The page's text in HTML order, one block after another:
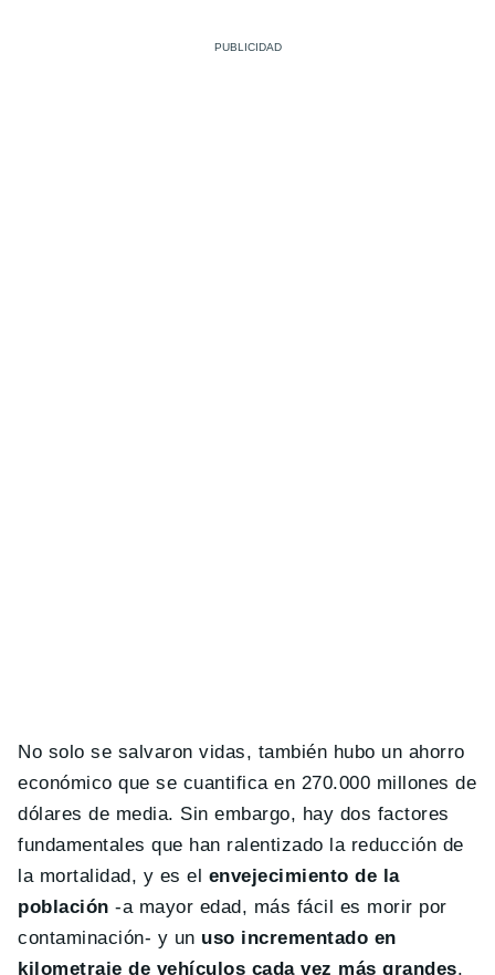
No solo se salvaron vidas, también hubo un ahorro
económico que se cuantifica en 270.000 millones de
dólares de media. Sin embargo, hay dos factores
fundamentales que han ralentizado la reducción de
la mortalidad, y es el envejecimiento de la
población -a mayor edad, más fácil es morir por
contaminación- y un uso incrementado en
kilometraje de vehículos cada vez más grandes.